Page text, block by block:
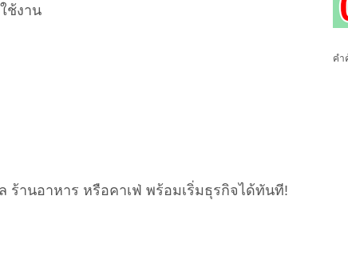
ช้งาน
ร้านอาหาร หรือคาเฟ่ พร้อมเริ่มธุรกิจได้ทันที!
คำ